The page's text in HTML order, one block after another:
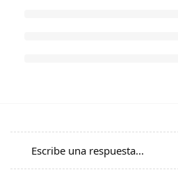
Escribe una respuesta...